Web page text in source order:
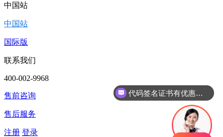
中国站
中国站
国际版
联系我们
400-002-9968
售前咨询
售后服务
注册 登录